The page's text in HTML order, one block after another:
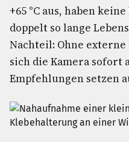
+65 °C aus, haben
doppelt so lange
Nachteil: Ohne
sich die Kamera sofort
Empfehlungen setzen